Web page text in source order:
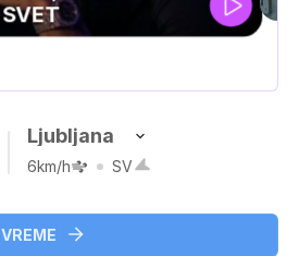
pustolovski
Ljubljana
6km/h SV
VREME